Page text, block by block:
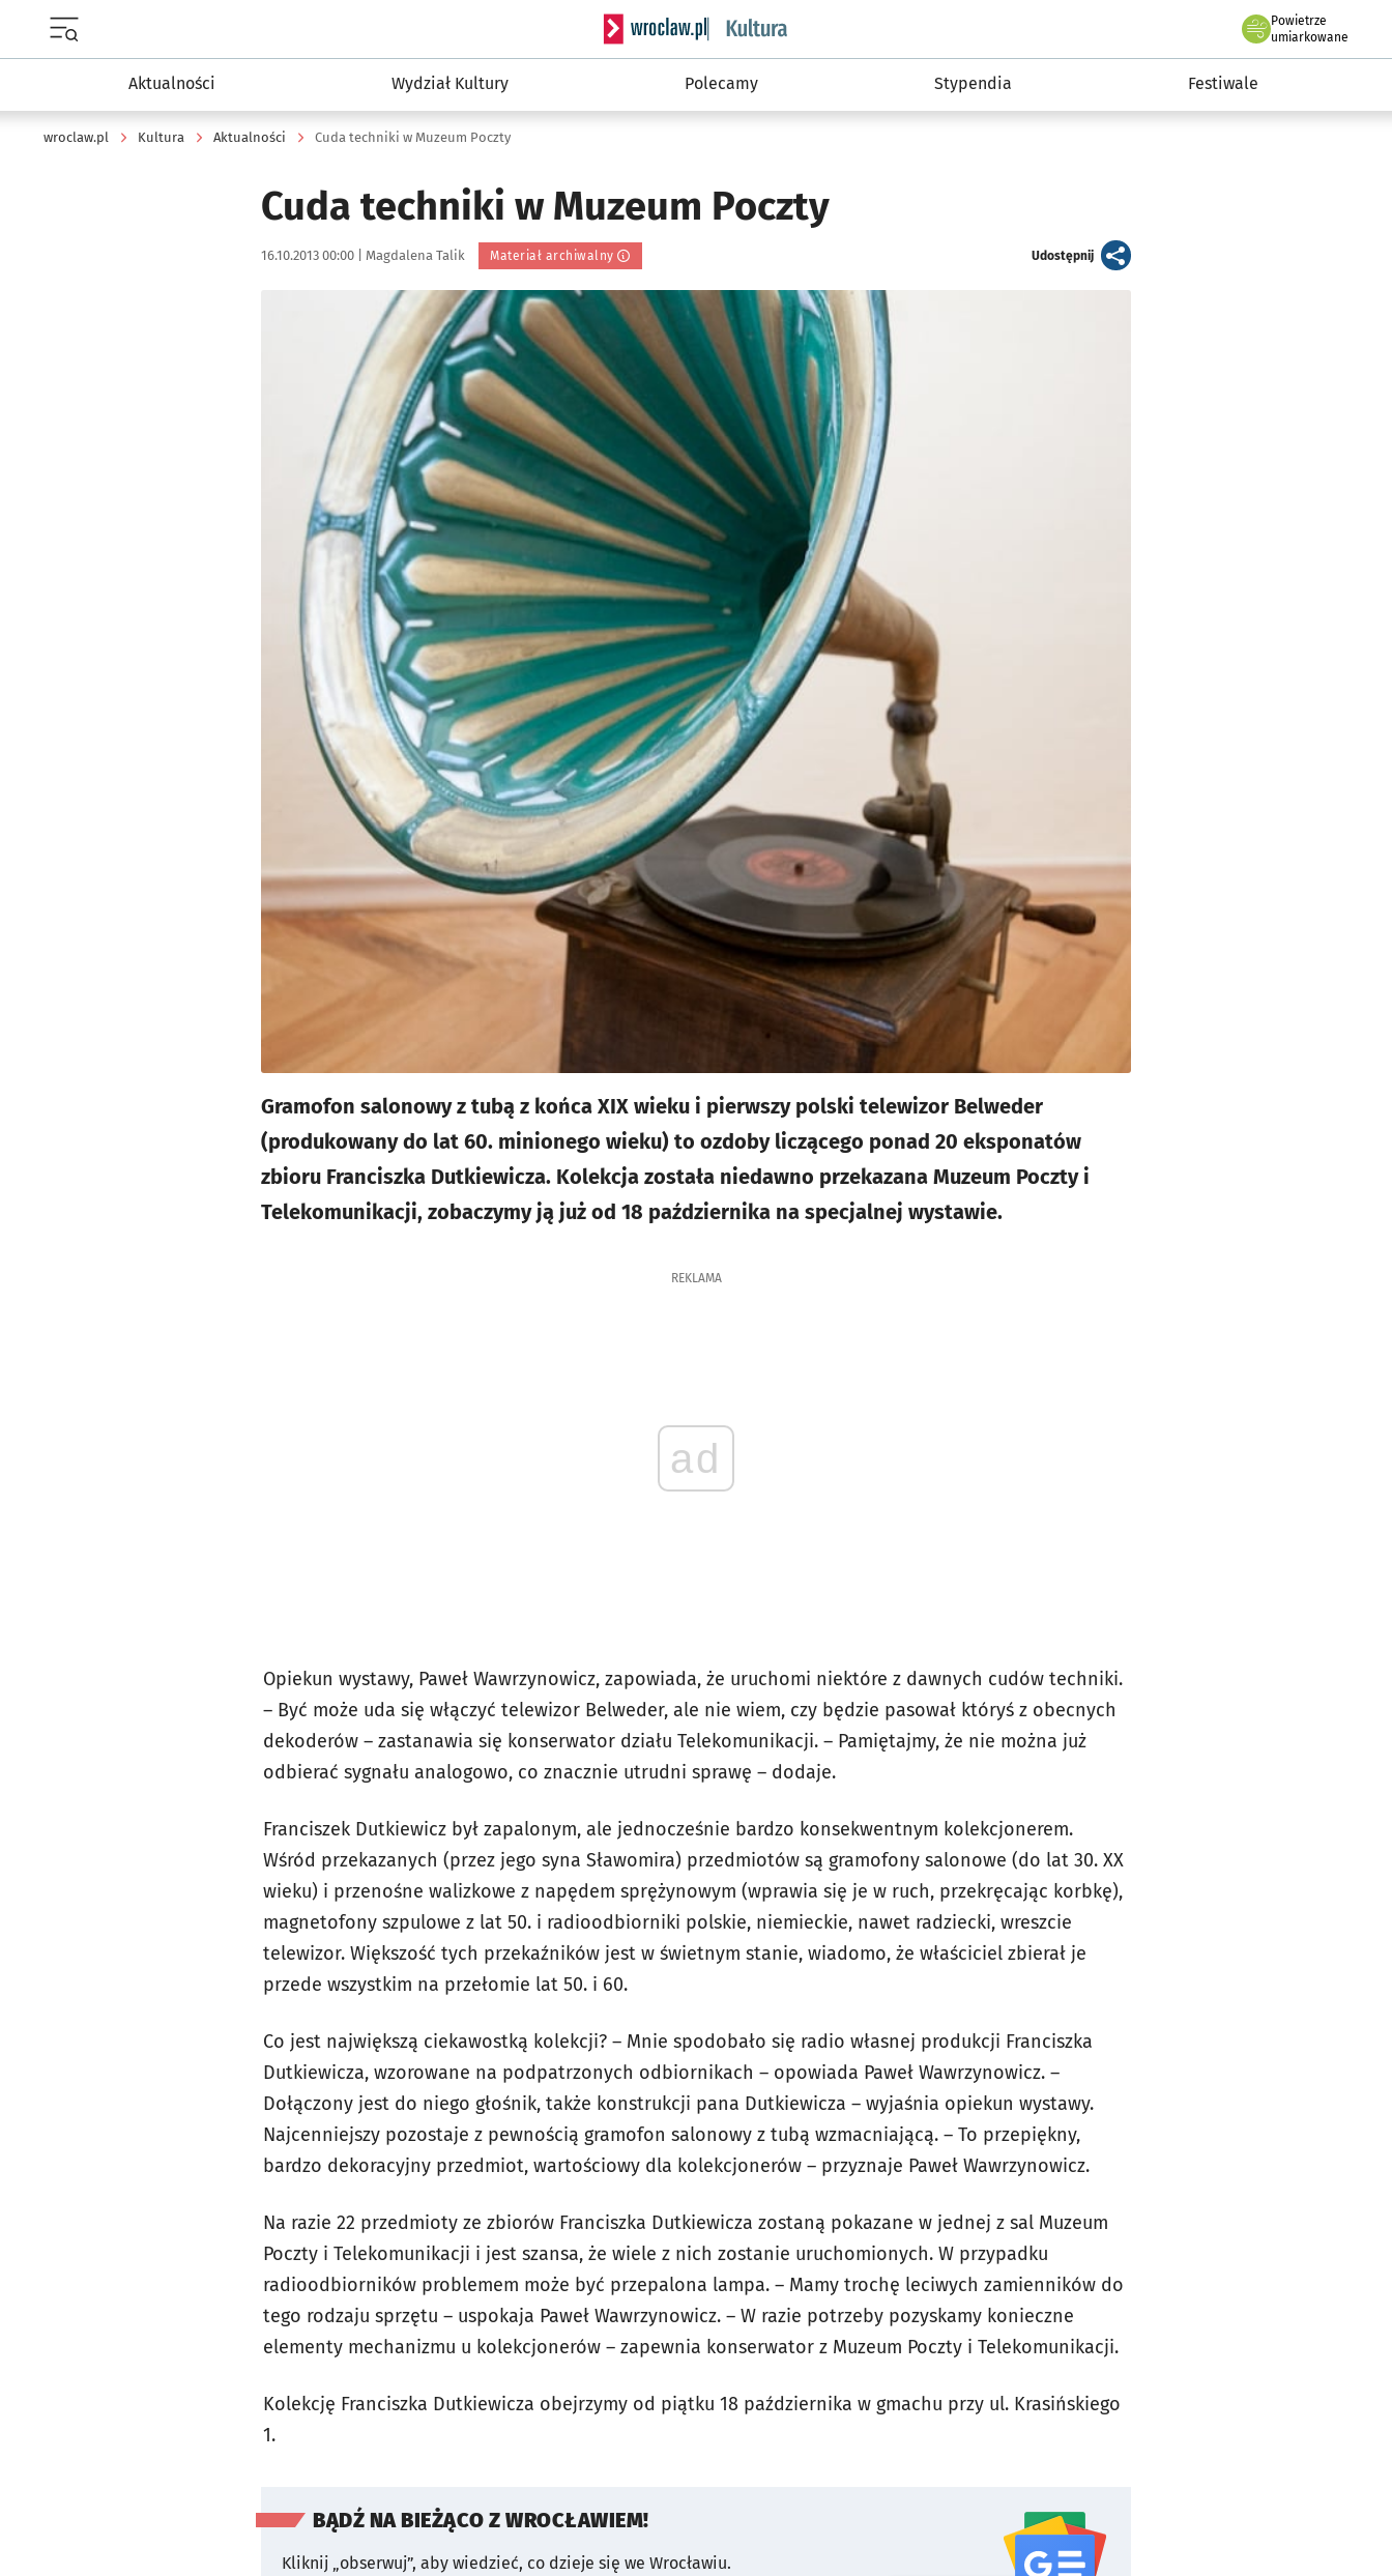
Serwis informacyjny wroclaw.pl podserwis: Kultura
Powietrze
we Wrocławiu
umiarkowane
Aktualności Wydział Kultury Polecamy Stypendia Festiwale
wroclaw.pl Kultura Aktualności Cuda techniki w Muzeum Poczty
Cuda techniki w Muzeum Poczty
Data publikacji:
16.10.2013 00:00 | Autor:
Magdalena Talik Materiał archiwalny Udostępnijartykuł
Kliknij, aby powiększyć
Gramofon salonowy z tubą z końca XIX wieku i pierwszy polski telewizor Belweder
(produkowany do lat 60. minionego wieku) to ozdoby liczącego ponad 20 eksponatów
zbioru Franciszka Dutkiewicza. Kolekcja została niedawno przekazana Muzeum Poczty i
Telekomunikacji, zobaczymy ją już od 18 października na specjalnej wystawie.
REKLAMA
ad
Opiekun wystawy, Paweł Wawrzynowicz, zapowiada, że uruchomi niektóre z dawnych cudów techniki.
– Być może uda się włączyć telewizor Belweder, ale nie wiem, czy będzie pasował któryś z obecnych
dekoderów – zastanawia się konserwator działu Telekomunikacji. – Pamiętajmy, że nie można już
odbierać sygnału analogowo, co znacznie utrudni sprawę – dodaje.
Franciszek Dutkiewicz był zapalonym, ale jednocześnie bardzo konsekwentnym kolekcjonerem.
Wśród przekazanych (przez jego syna Sławomira) przedmiotów są gramofony salonowe (do lat 30. XX
wieku) i przenośne walizkowe z napędem sprężynowym (wprawia się je w ruch, przekręcając korbkę),
magnetofony szpulowe z lat 50. i radioodbiorniki polskie, niemieckie, nawet radziecki, wreszcie
telewizor. Większość tych przekaźników jest w świetnym stanie, wiadomo, że właściciel zbierał je
przede wszystkim na przełomie lat 50. i 60.
Co jest największą ciekawostką kolekcji? – Mnie spodobało się radio własnej produkcji Franciszka
Dutkiewicza, wzorowane na podpatrzonych odbiornikach – opowiada Paweł Wawrzynowicz. –
Dołączony jest do niego głośnik, także konstrukcji pana Dutkiewicza – wyjaśnia opiekun wystawy.
Najcenniejszy pozostaje z pewnością gramofon salonowy z tubą wzmacniającą. – To przepiękny,
bardzo dekoracyjny przedmiot, wartościowy dla kolekcjonerów – przyznaje Paweł Wawrzynowicz.
Na razie 22 przedmioty ze zbiorów Franciszka Dutkiewicza zostaną pokazane w jednej z sal Muzeum
Poczty i Telekomunikacji i jest szansa, że wiele z nich zostanie uruchomionych. W przypadku
radioodbiorników problemem może być przepalona lampa. – Mamy trochę leciwych zamienników do
tego rodzaju sprzętu – uspokaja Paweł Wawrzynowicz. – W razie potrzeby pozyskamy konieczne
elementy mechanizmu u kolekcjonerów – zapewnia konserwator z Muzeum Poczty i Telekomunikacji.
Kolekcję Franciszka Dutkiewicza obejrzymy od piątku 18 października w gmachu przy ul. Krasińskiego
1.
BĄDŹ NA BIEŻĄCO Z WROCŁAWIEM!
Kliknij „obserwuj”, aby wiedzieć, co dzieje się we Wrocławiu.